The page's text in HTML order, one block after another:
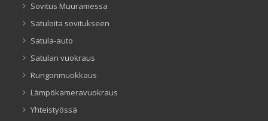
Sovitus Muuramessa
Satuloita sovitukseen
Satula-auto
Satulan vuokraus
Rungonmuokkaus
Lämpökameravuokraus
Yhteistyössä